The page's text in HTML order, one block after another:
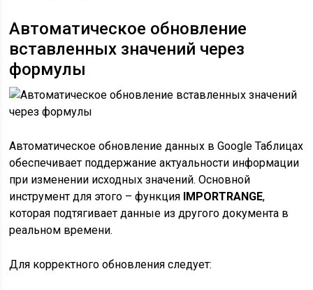
Автоматическое обновление
вставленных значений через
формулы
Автоматическое обновление данных в Google Таблицах
обеспечивает поддержание актуальности информации
при изменении исходных значений. Основной
инструмент для этого – функция IMPORTRANGE,
которая подтягивает данные из другого документа в
реальном времени.
Для корректного обновления следует: